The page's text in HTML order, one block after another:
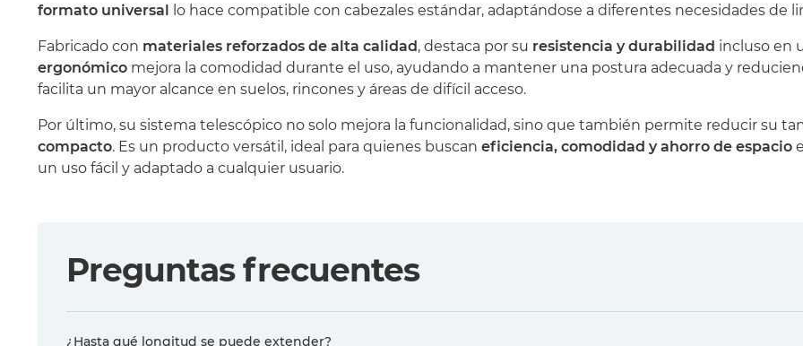
formato universal lo hace compatible con cabezales estándar, adaptándose a diferentes necesidades de
Fabricado con materiales reforzados de alta calidad, destaca por su resistencia y durabilidad incluso en
ergonómico mejora la comodidad durante el uso, ayudando a mantener una postura adecuada y
facilita un mayor alcance en suelos, rincones y áreas de difícil acceso.
Por último, su sistema telescópico no solo mejora la funcionalidad, sino que también permite reducir su
compacto. Es un producto versátil, ideal para quienes buscan eficiencia, comodidad y ahorro de espacio
un uso fácil y adaptado a cualquier usuario.
Preguntas frecuentes
¿Hasta qué longitud se puede extender?